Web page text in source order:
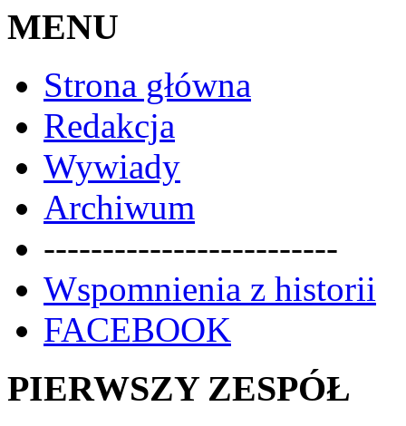
MENU
Strona główna
Redakcja
Wywiady
Archiwum
-------------------------
Wspomnienia z historii
FACEBOOK
PIERWSZY ZESPÓŁ